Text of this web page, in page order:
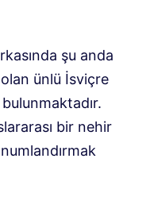
şu anda
ünlü İsviçre
bir nehir